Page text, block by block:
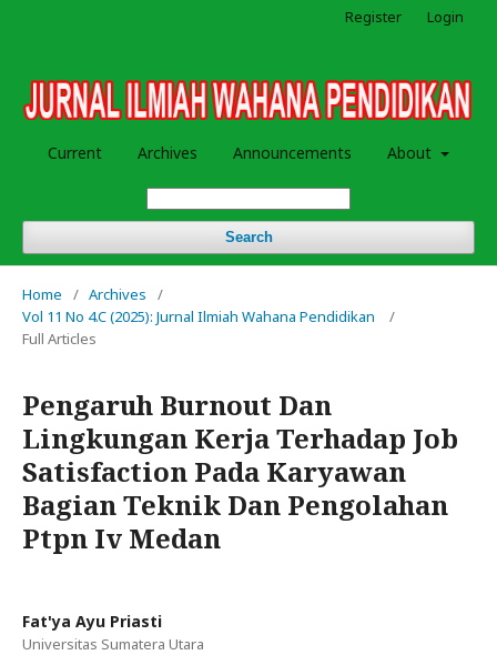
Current Archives Announcements About
Search
Register Login
Home / Archives
/
Vol 11 No 4.C (2025): Jurnal Ilmiah Wahana Pendidikan
/
Full Articles
Pengaruh Burnout Dan
Lingkungan Kerja Terhadap Job
Satisfaction Pada Karyawan
Bagian Teknik Dan Pengolahan
Ptpn Iv Medan
Fat'ya Ayu Priasti
Universitas Sumatera Utara